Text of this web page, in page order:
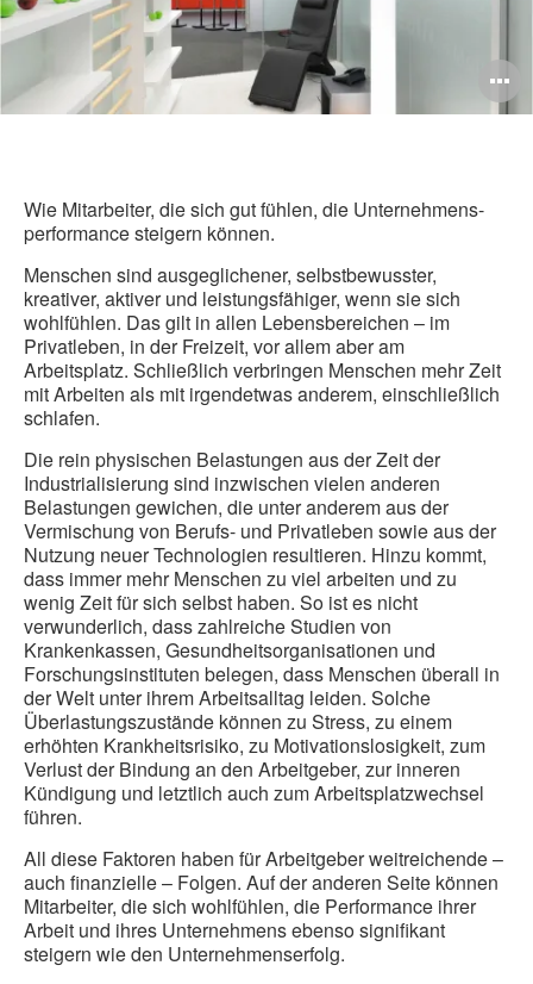
Wie Mitarbeiter, die sich gut fühlen, die Unternehmens-
performance steigern können.
Menschen sind ausgeglichener, selbstbewusster,
kreativer, aktiver und leistungsfähiger, wenn sie sich
wohlfühlen. Das gilt in allen Lebensbereichen – im
Privatleben, in der Freizeit, vor allem aber am
Arbeitsplatz. Schließlich verbringen Menschen mehr Zeit
mit Arbeiten als mit irgendetwas anderem, einschließlich
schlafen.
Die rein physischen Belastungen aus der Zeit der
Industrialisierung sind inzwischen vielen anderen
Belastungen gewichen, die unter anderem aus der
Vermischung von Berufs- und Privatleben sowie aus der
Nutzung neuer Technologien resultieren. Hinzu kommt,
dass immer mehr Menschen zu viel arbeiten und zu
wenig Zeit für sich selbst haben. So ist es nicht
verwunderlich, dass zahlreiche Studien von
Krankenkassen, Gesundheitsorganisationen und
Forschungsinstituten belegen, dass Menschen überall in
der Welt unter ihrem Arbeitsalltag leiden. Solche
Überlastungszustände können zu Stress, zu einem
erhöhten Krankheitsrisiko, zu Motivationslosigkeit, zum
Verlust der Bindung an den Arbeitgeber, zur inneren
Kündigung und letztlich auch zum Arbeitsplatzwechsel
führen.
All diese Faktoren haben für Arbeitgeber weitreichende –
auch finanzielle – Folgen. Auf der anderen Seite können
Mitarbeiter, die sich wohlfühlen, die Performance ihrer
Arbeit und ihres Unternehmens ebenso signifikant
steigern wie den Unternehmenserfolg.